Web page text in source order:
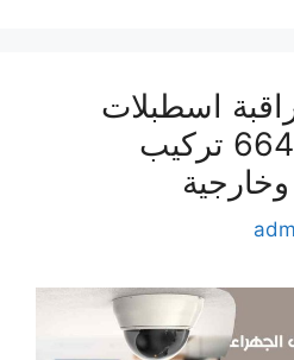
اسطبلات
الجهراء 66428585 تركيب